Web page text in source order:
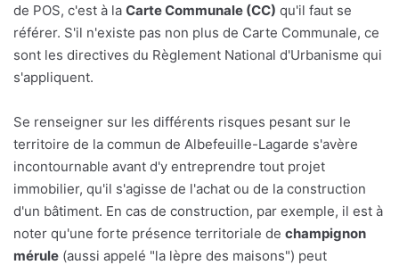
de POS, c'est à la Carte Communale (CC) qu'il faut se
référer. S'il n'existe pas non plus de Carte Communale, ce
sont les directives du Règlement National d'Urbanisme qui
s'appliquent.
Se renseigner sur les différents risques pesant sur le
territoire de la commun de Albefeuille-Lagarde s'avère
incontournable avant d'y entreprendre tout projet
immobilier, qu'il s'agisse de l'achat ou de la construction
d'un bâtiment. En cas de construction, par exemple, il est à
noter qu'une forte présence territoriale de champignon
mérule (aussi appelé "la lèpre des maisons") peut